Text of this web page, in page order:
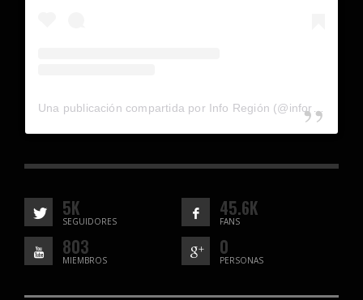
Una publicación compartida por Info Región (@inforegion_redes)
5K
SEGUIDORES
45.6K
FANS
803
MIEMBROS
0
PERSONAS